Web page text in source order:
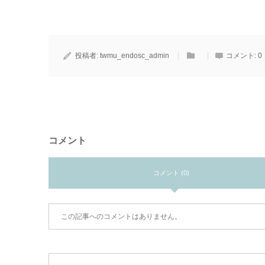
投稿者: twmu_endosc_admin コメント: 0
コメント
コメント (0)
この記事へのコメントはありません。